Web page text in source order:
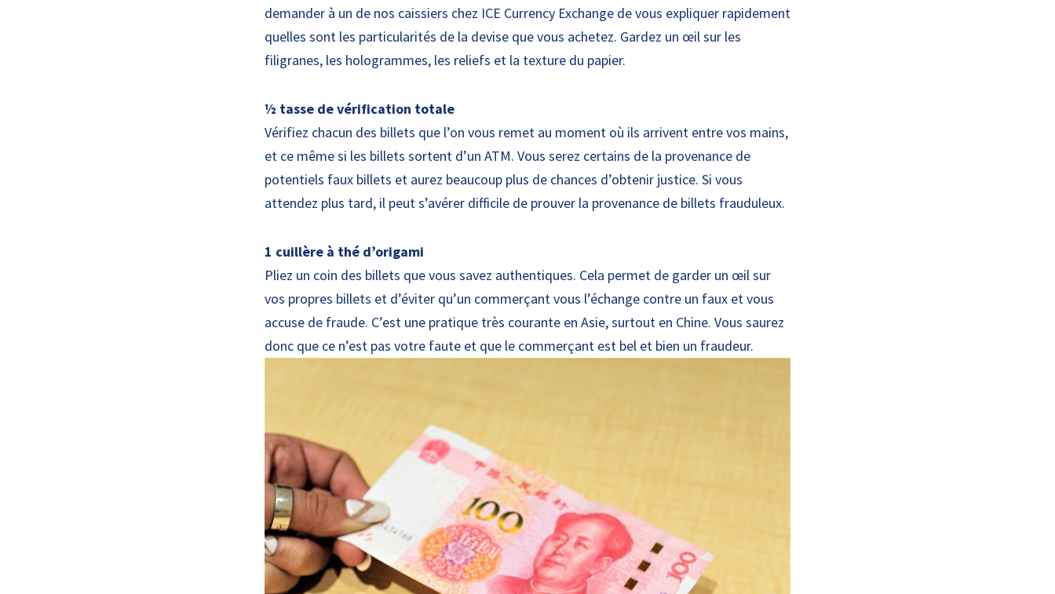
demander à un de nos caissiers chez ICE Currency Exchange de vous expliquer rapidement
quelles sont les particularités de la devise que vous achetez. Gardez un œil sur les
filigranes, les hologrammes, les reliefs et la texture du papier.
½ tasse de vérification totale
Vérifiez chacun des billets que l’on vous remet au moment où ils arrivent entre vos mains,
et ce même si les billets sortent d’un ATM. Vous serez certains de la provenance de
potentiels faux billets et aurez beaucoup plus de chances d’obtenir justice. Si vous
attendez plus tard, il peut s’avérer difficile de prouver la provenance de billets frauduleux.
1 cuillère à thé d’origami
Pliez un coin des billets que vous savez authentiques. Cela permet de garder un œil sur
vos propres billets et d’éviter qu’un commerçant vous l’échange contre un faux et vous
accuse de fraude. C’est une pratique très courante en Asie, surtout en Chine. Vous saurez
donc que ce n’est pas votre faute et que le commerçant est bel et bien un fraudeur.